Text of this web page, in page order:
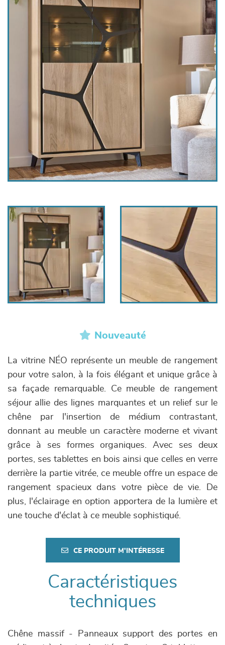
décoration
Nouveauté
La vitrine NÉO représente un meuble de rangement
pour votre salon, à la fois élégant et unique grâce à
sa façade remarquable. Ce meuble de rangement
séjour allie des lignes marquantes et un relief sur le
chêne par l'insertion de médium contrastant,
donnant au meuble un caractère moderne et vivant
grâce à ses formes organiques. Avec ses deux
portes, ses tablettes en bois ainsi que celles en verre
derrière la partie vitrée, ce meuble offre un espace de
rangement spacieux dans votre pièce de vie. De
plus, l'éclairage en option apportera de la lumière et
une touche d'éclat à ce meuble sophistiqué.
CE PRODUIT M'INTÉRESSE
Caractéristiques
techniques
Chêne massif - Panneaux support des portes en